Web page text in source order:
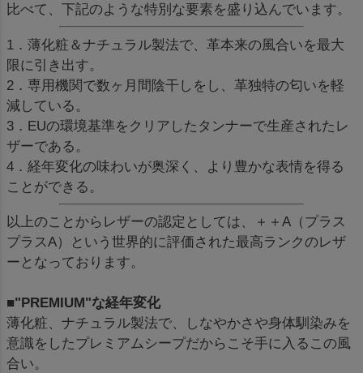
比べて、下記のような特別な要素を盛り込んでいます。
1．薄化粧＆ナチュラル製法で、革本来の風合いを最大
限に引き出す。
2．専用機関で数ヶ月間陰干しをし、革独特の匂いを軽
減している。
3．EUの環境基準をクリアしたタンナーで生産されたレ
ザーである。
4．経年変化の味わいが奥深く、より豊かな表情を得る
ことができる。
以上のことからレザーの認定としては、＋＋A（プラス
プラスA）という世界的に評価された最高ランクのレザ
ーとなっております。
■"PREMIUM"な経年変化
薄化粧、ナチュラル製法で、しなやかさや身体馴染みを
意識をしたプレミアムシープだからこそ手に入るこの風
合い。